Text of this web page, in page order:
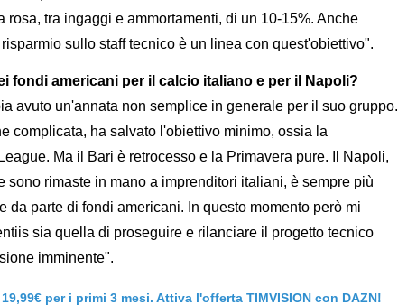
rosa, tra ingaggi e ammortamenti, di un 10-15%. Anche
sullo staff tecnico è un linea con quest'obiettivo".
fondi americani per il calcio italiano e per il Napoli?
avuto un'annata non semplice in generale per il suo gruppo.
complicata, ha salvato l'obiettivo minimo, ossia la
Ma il Bari è retrocesso e la Primavera pure. Il Napoli,
sono rimaste in mano a imprenditori italiani, è sempre più
da parte di fondi americani. In questo momento però mi
sia quella di proseguire e rilanciare il progetto tecnico
imminente".
per i primi 3 mesi. Attiva l'offerta TIMVISION con DAZN!